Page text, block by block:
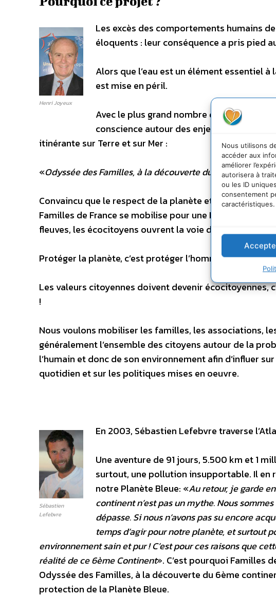
Nous utilisons
accéder aux
améliorer
autorisera à
ou les ID
consentement
caractéristiques.
Henri Joyeux
Les excès des comportements humains
éloquents : leur conséquence a pris pied
Alors que l’eau est un élément essentiel
est mise en péril.
Avec le plus grand nombre de jeunes,
conscience autour des enjeux du
itinérante sur Terre et sur Mer :
«Odyssée des Familles, à la découverte du 6ème
Convaincu que le respect de la planète et de la
Familles de France se mobilise pour une Planète
fleuves, les écocitoyens ouvrent la voie du respect de la
Protéger la planète, c’est protéger l’homme, sa qualité
Les valeurs citoyennes doivent devenir écocitoyennes,
!
Nous voulons mobiliser les familles, les associations,
généralement l’ensemble des citoyens autour de la
l’humain et donc de son environnement afin d’influer
quotidien et sur les politiques mises en oeuvre.
Sébastien
Lefebvre
En 2003, Sébastien Lefebvre traverse
Une aventure de 91 jours, 5.500 km et 1
surtout, une pollution insupportable. Il en
notre Planète Bleue: «Au retour, je garde
continent n’est pas un mythe. Nous
dépasse. Si nous n’avons pas su encore
temps d’agir pour notre planète, et surtout
environnement sain et pur ! C’est pour ces raisons que
réalité de ce 6ème Continent». C’est pourquoi Familles
Odyssée des Familles, à la découverte du 6ème
protection de la Planète Bleue.